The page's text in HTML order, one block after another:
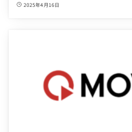
2025年4月16日